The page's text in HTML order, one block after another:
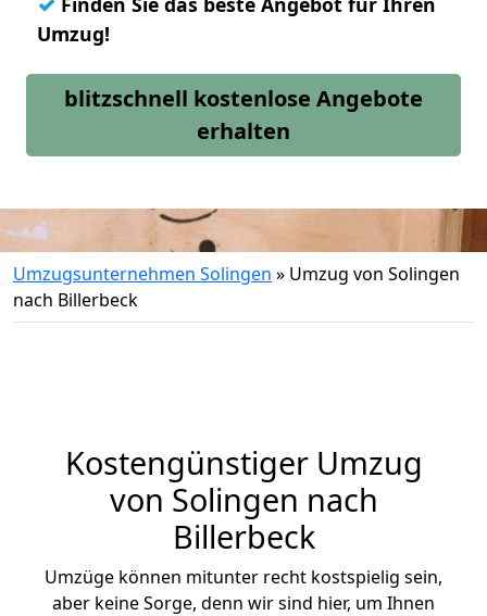
Umzug!
blitzschnell kostenlose Angebote
erhalten
Umzugsunternehmen Solingen » Umzug von Solingen
nach Billerbeck
Kostengünstiger Umzug
von Solingen nach
Billerbeck
Umzüge können mitunter recht kostspielig sein,
aber keine Sorge, denn wir sind hier, um Ihnen